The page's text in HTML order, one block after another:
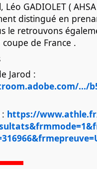
GADIOLET ( AHSA
distingué en
le retrouvons
de France .
Jarod :
.../
https://